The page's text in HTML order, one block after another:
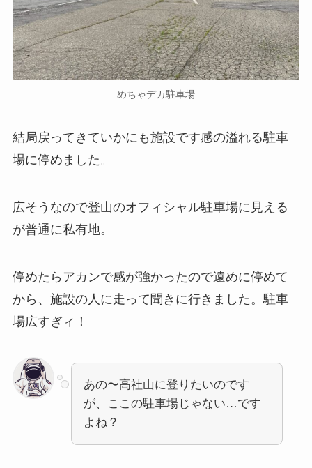
めちゃデカ駐車場
結局戻ってきていかにも施設です感の溢れる駐車
場に停めました。
広そうなので登山のオフィシャル駐車場に見える
が普通に私有地。
停めたらアカンで感が強かったので遠めに停めて
から、施設の人に走って聞きに行きました。駐車
場広すぎィ！
あの〜高社山に登りたいのです
が、ここの駐車場じゃない…です
よね？